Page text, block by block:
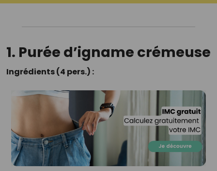
1. Purée d’igname crémeuse
Ingrédients (4 pers.) :